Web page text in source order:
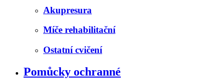
Akupresura
Míče rehabilitační
Ostatní cvičení
Pomůcky ochranné